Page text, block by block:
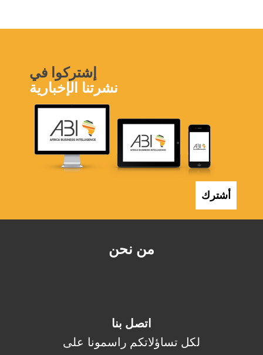
من نحن
اتصل بنا
لكل تساؤلاتكم راسمونا على
إشتركوا في
نشرتنا الإخبارية
أشترك